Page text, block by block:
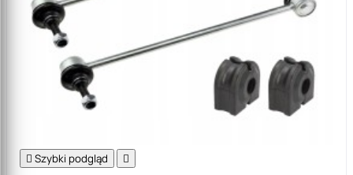
 Szybki podgląd 